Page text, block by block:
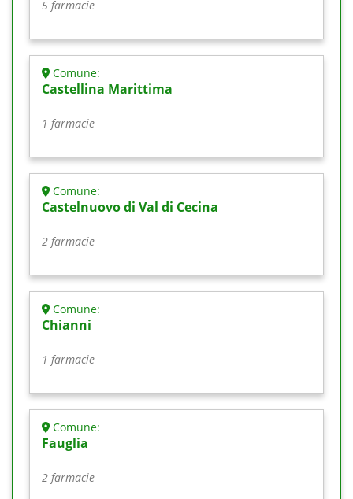
5 farmacie
Comune:
Castellina Marittima
1 farmacie
Comune:
Castelnuovo di Val di Cecina
2 farmacie
Comune:
Chianni
1 farmacie
Comune:
Fauglia
2 farmacie